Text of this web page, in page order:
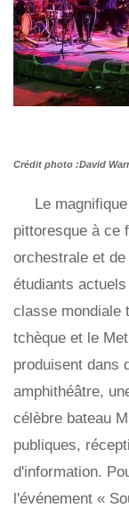
Crédit photo :David
Le
pittoresque à ce
orchestrale et
étudiants
classe mondiale
tchèque et le
produisent dans
amphithéâtre,
célèbre bateau
publiques,
d'information.
l'événement «